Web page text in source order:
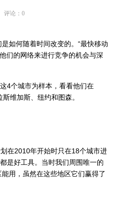
评论： 0
如何随着时间改变的。“最快移动
们的网络来进行竞争的机会与深
4个城市为样本，看看他们在
维加斯、纽约和图森。
在2010年开始时只在18个城市进
是好工具。当时我们周围唯一的
用，虽然在这些地区它们赢得了